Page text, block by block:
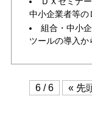
中小企業者等の
組合・中小
ツールの導入か
6 / 6 « 先